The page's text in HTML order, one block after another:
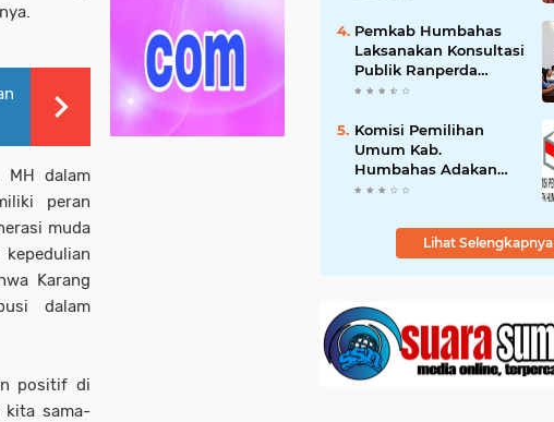
MH dalam
peran
muda
Karang
dalam
positif di
kita sama-
Mendukung
Pertumbuhan
Pariwisata.
Pemkab Humbahas
Laksanakan Konsultasi
Publik Ranperda
Pemajuan
Komisi Pemilihan
Umum Kab.
Humbahas Adakan
Sosialisasi & Simulasi,
Rekapitulasi Suara.
Lihat Selengkapnya